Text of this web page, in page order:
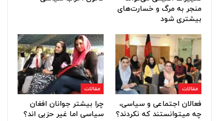
منجر به مرگ و خسارت‌های
بیشتری شود
مقالات
فعالان اجتماعی و سیاسی،
چه می⁯توانستند که نکردند؟
مقالات
چرا بیشتر جوانان افغان
سیاسی اما غیر حزبی اند؟